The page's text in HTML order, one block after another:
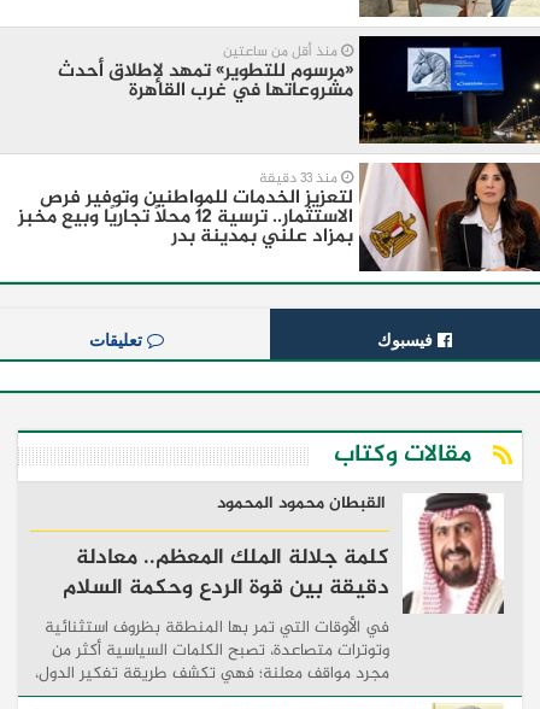
منذ أقل من ساعتين
«مرسوم للتطوير» تمهد لإطلاق أحدث
مشروعاتها في غرب القاهرة
منذ 33 دقيقة
لتعزيز الخدمات للمواطنين وتوفير فرص
الاستثمار.. ترسية 12 محلًا تجاريًا وبيع مخبز
بمزاد علني بمدينة بدر
فيسبوك تعليقات
مقالات وكتاب
القبطان محمود المحمود
كلمة جلالة الملك المعظم.. معادلة
دقيقة بين قوة الردع وحكمة السلام
في الأوقات التي تمر بها المنطقة بظروف استثنائية
وتوترات متصاعدة، تصبح الكلمات السياسية أكثر من
مجرد مواقف معلنة؛ فهي تكشف طريقة تفكير الدول،
وكيفية إدارتها للأزمات، والحدود التي تفصل بين القوة